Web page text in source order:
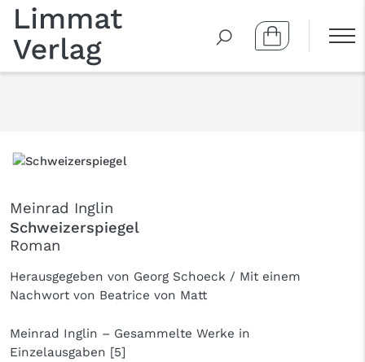
Meinrad Inglin
Schweizerspiegel
Roman
Herausgegeben von Georg Schoeck / Mit einem
Nachwort von Beatrice von Matt
Meinrad Inglin – Gesammelte Werke in
Einzelausgaben [5]